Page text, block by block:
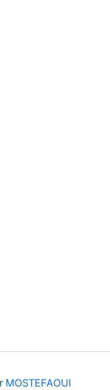
MOSTEFAOUI